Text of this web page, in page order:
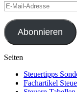
E-
Mail-
Adresse
Abonnieren
Seiten
Steuertipps
Fachartikel